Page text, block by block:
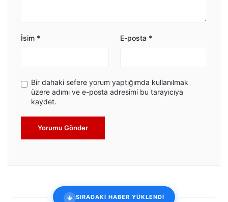
İsim * E-posta *
Bir dahaki sefere yorum yaptığımda kullanılmak
üzere adımı ve e-posta adresimi bu tarayıcıya
kaydet.
Yorumu Gönder
SIRADAKİ HABER YÜKLENDİ